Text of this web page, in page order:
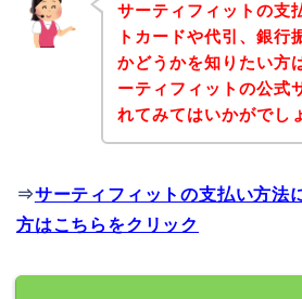
サーティフィットの支
トカードや代引、銀行
かどうかを知りたい方
ーティフィットの公式
れてみてはいかがでし
⇒サーティフィットの支払い方法
方はこちらをクリック